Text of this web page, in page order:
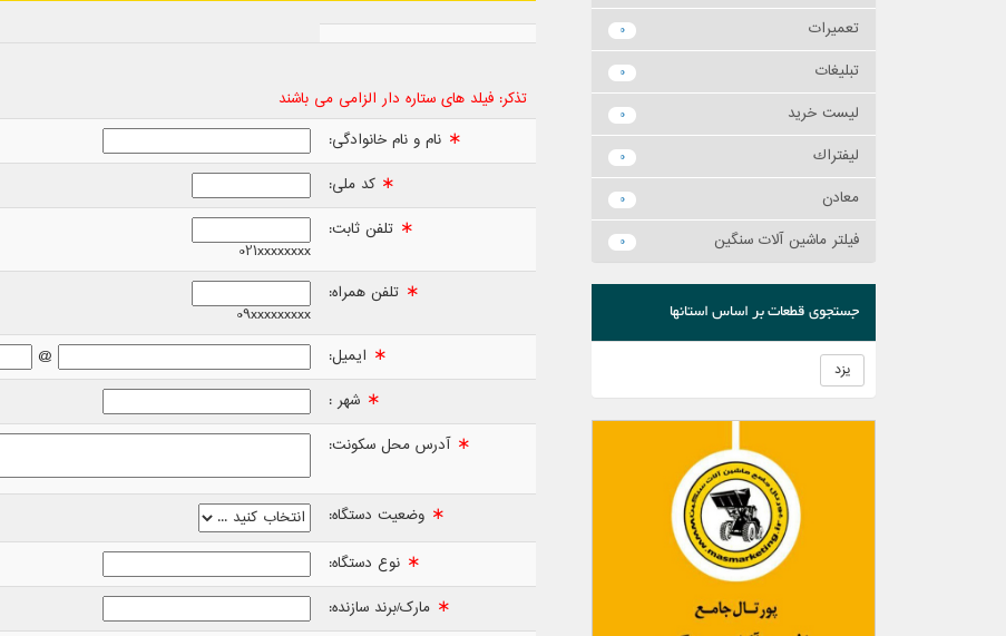
تذکر: فیلد های ستاره دار الزامی می باشند
∗ نام و نام خانوادگی:
∗کد ملی:
∗ تلفن ثابت:
021xxxxxxxx
∗ تلفن همراه:
09xxxxxxxxx
∗ ایمیل: @
∗ شهر :
∗آدرس محل سکونت:
∗ وضعیت دستگاه:
∗ نوع دستگاه:
∗ مارک/برند سازنده:
تعميرات 0
تبليغات 0
ليست خريد 0
ليفتراك 0
معادن 0
فیلتر ماشین آلات سنگین 0
جستجوی قطعات بر اساس استانها
یزد